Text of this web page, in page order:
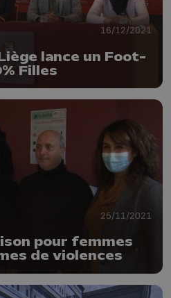
16/12/2021
lance un Foot-
Filles
25/11/2021
pour femmes
de violences